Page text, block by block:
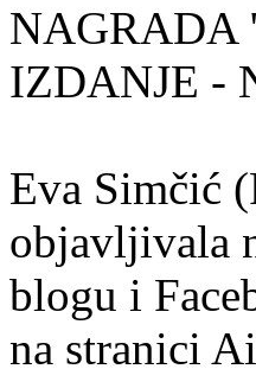
NAGRADA
IZDANJE -
Eva Simčić
objavljivala
blogu i
na stranici